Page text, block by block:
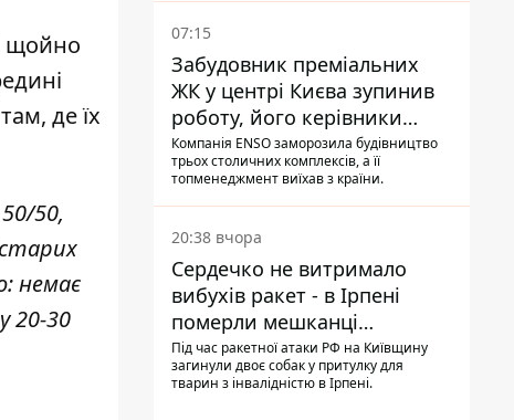
щойно
де їх
50,
немає
20-30
07:15
Забудовник преміальних
ЖК у центрі Києва зупинив
роботу, його керівники
втекли з України - Bihus.info
Компанія ENSO заморозила будівництво
трьох столичних комплексів, а її
топменеджмент виїхав з країни.
20:38 вчора
Сердечко не витримало
вибухів ракет - в Ірпені
померли мешканці
притулку для собак з
інвалідністю
Під час ракетної атаки РФ на Київщину
загинули двоє собак у притулку для
тварин з інвалідністю в Ірпені.